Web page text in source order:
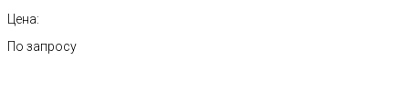
Цена:
По запросу